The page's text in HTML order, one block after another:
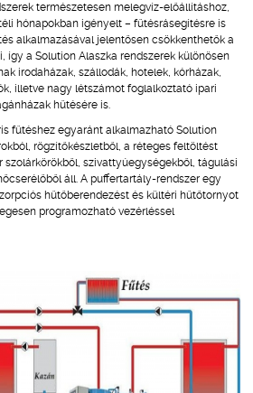
természetesen melegvíz-előállításhoz,
hónapokban igényelt – fűtésrásegítésre is
alkalmazásával jelentősen csökkenthetők a
így a Solution Alaszka rendszerek különösen
irodaházak, szállodák, hotelek, kórházak,
illetve nagy létszámot foglalkoztató ipari
hűtésére is.
fűtéshez egyaránt alkalmazható Solution
rögzítőkészletből, a réteges feltöltést
szolárkörökből, szivattyúegységekből, tágulási
áll. A puffertartály-rendszer egy
hűtőberendezést és kültéri hűtőtornyot
programozható vezérléssel